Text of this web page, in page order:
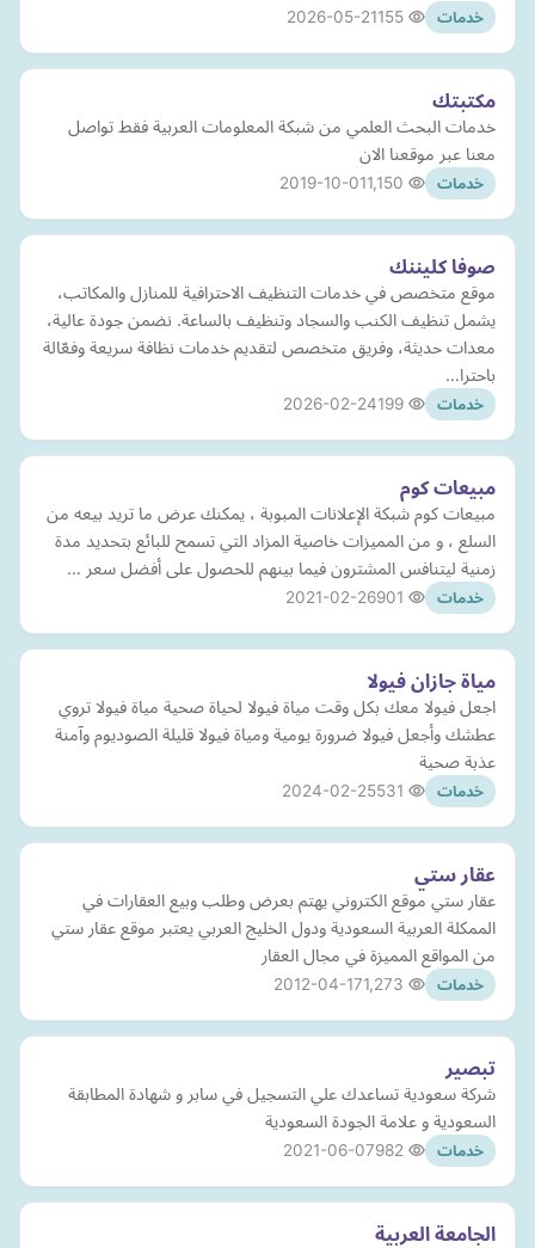
خدمات 2026-05-21
مكتبتك
خدمات البحث العلمي من شبكة المعلومات العربية فقط تواصل
معنا عبر موقعنا الان
خدمات 2019-10-01
صوفا كليننك
موقع متخصص في خدمات التنظيف الاحترافية للمنازل والمكاتب،
يشمل تنظيف الكنب والسجاد وتنظيف بالساعة. نضمن جودة عالية،
معدات حديثة، وفريق متخصص لتقديم خدمات نظافة سريعة وفعّالة
باحترا…
خدمات 2026-02-24
مبيعات كوم
مبيعات كوم شبكة الإعلانات المبوبة ، يمكنك عرض ما تريد بيعه من
السلع ، و من المميزات خاصية المزاد التي تسمح للبائع بتحديد مدة
زمنية ليتنافس المشترون فيما بينهم للحصول على أفضل سعر …
خدمات 2021-02-26
مياة جازان فيولا
اجعل فيولا معك بكل وقت مياة فيولا لحياة صحية مياة فيولا تروي
عطشك وأجعل فيولا ضرورة يومية ومياة فيولا قليلة الصوديوم وآمنة
عذبة صحية
خدمات 2024-02-25
عقار ستي
عقار ستي موقع الكتروني يهتم بعرض وطلب وبيع العقارات في
الممكلة العربية السعودية ودول الخليج العربي يعتبر موقع عقار ستي
من المواقع المميزة في مجال العقار
خدمات 2012-04-17
تبصير
شركة سعودية تساعدك علي التسجيل في سابر و شهادة المطابقة
السعودية و علامة الجودة السعودية
خدمات 2021-06-07
الجامعة العربية